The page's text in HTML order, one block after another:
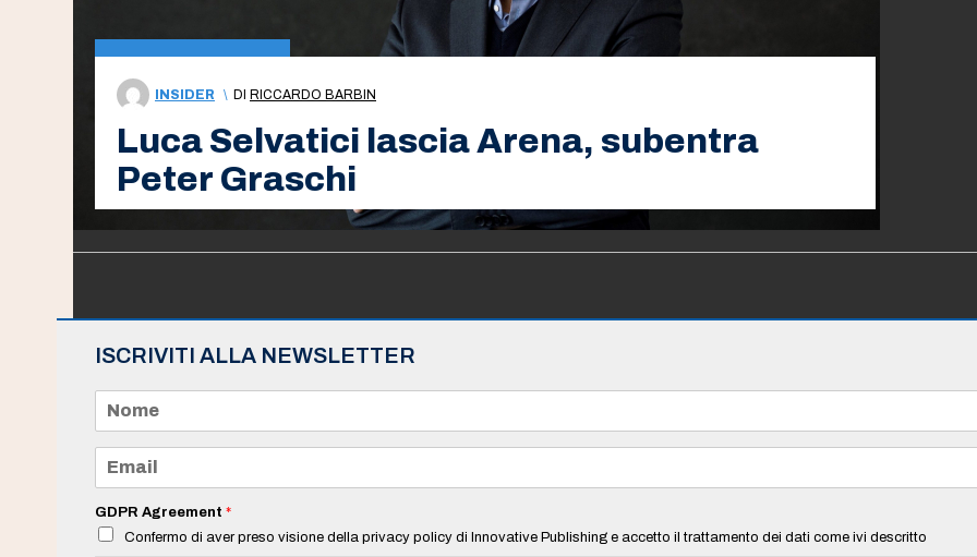
INSIDER \ DI RICCARDO BARBIN
Luca Selvatici lascia Arena, subentra
Peter Graschi
ISCRIVITI ALLA NEWSLETTER
m
e
a
i
*
GDPR Agreement *
Confermo di aver preso visione della privacy policy di Innovative Publishing e accetto il trattamento dei dati come ivi descritto